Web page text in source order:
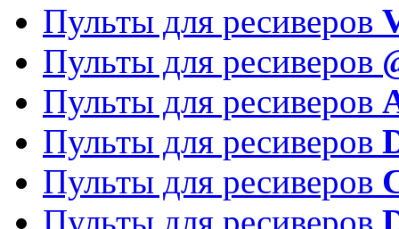
Пульты для ресиверов
Пульты для ресиверов
Пульты для ресиверов
Пульты для ресиверов
Пульты для ресиверов
Пульты для ресиверов